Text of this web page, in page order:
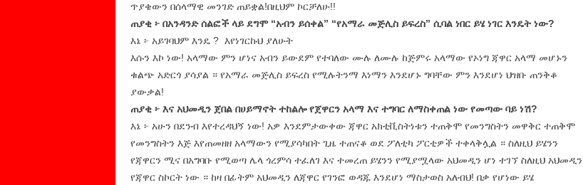
ጥያቄውን በሰላማዊ መንገድ ጠይቋል!በዚህም ኮርቻለሁ!!
ጠያቂ ፦ በአንዳንድ ሰልፎች ላይ ደግሞ “አብን ይሰቀል” “የአማራ መጅሊስይፍረስ” ሲባል ነበር ይሄ ነገር እንዴት ነው?
እኔ ፦ አይገባህም እንዴ ? እየነገርኩህ ያለሁት
እሱን እኮ ነው! አላማው ምን ሆነና አብን ይውደም የተባለው ሙሉ ለሙሉ ከጅምሩ አላማው የኦነግ ጃዋር አላማ መሆኑን
ቁልጭ አድርጎ ያሳያል ። የአማራ መጅሊስ ይፍረስ የሚሉትንማ እነማን እንደሆኑ ግባቸው ምን እንደሆነ ህዝቡ ጠንቅቆ
ያውቃል!
ጠያቂ ፦ እና አህመዲን ጀበል በሀይማኖት ተከልሎ የጀዋርን አላማ እና ተግባር ለማስቀጠል ነው የመጣው ባይ ነሽ?
እኔ ፦ አሁን በደንብ እየተረዳህኝ ነው! አዎ እንደምታውቀው ጃዋር አክቲቪስትነቱን ተጠቅሞ የመንግስትን መዋቅር ተጠቅሞ
የመንግስትን እጅ እየጠመዘዘ አላማውን የሚያሳካበት ጊዜ ተጠናቆ ወደ ፖለቲካ ፖርቲዎች ተቀላቅሏል ። ስለዚህ ይሄንን
የጃዋርን ሚና በአግባቡ የሚወጣ ሌላ ጎረምሳ ተፈለገ እና ተመረጠ ይሄንን የሚያሟላው አህመዲን ሆነ ተገኘ ስለዚህ አህመዲን
የጃዋር ስኮርት ነው ። ከዛ በፊትም አህመዲን ለጃዋር የገንፎ ወዳጁ እንደሆነ ማስታወስ አለብህ! በቃ የሆነው ይሄ